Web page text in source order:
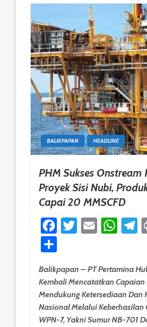
BALIKPAPAN HEADLINE
PHM Sukses
Proyek Sisi Nubi,
Capai 20 MMSCFD
Facebook
Twitter
Email
Balikpapan – PT Pertamina
Kembali Mencatatkan
Mendukung Ketersediaan Dan
Nasional Melalui Keberhasilan
WPN-7, Yakni Sumur NB-701